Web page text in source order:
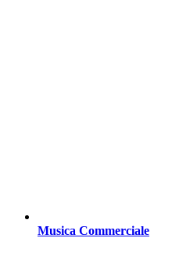
Musica Commerciale